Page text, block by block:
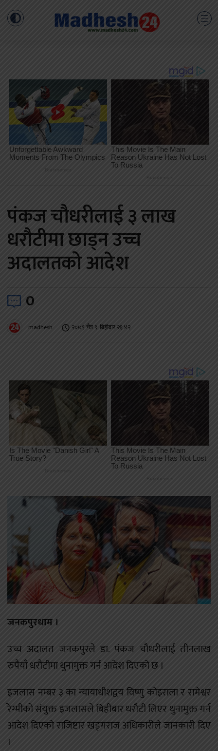
पंकज चौधरीलाई ३ लाख
धरौटीमा छाड्न उच्च
अदालतको आदेश
0
madhesh २०७९ चैत्र ९, बिहीबार २१:४२
जनकपुरधाम ।
उच्च अदालत जनकपुरले डा. पंकज चौधरीलाई तीनलाख
रुपैयाँ धरौटीमा थुनामुक्त गर्न आदेश दिएको छ ।
इजलास नम्बर ३ का न्यायाधीशद्वय विष्णु कोइराला र रामेश्वर
रेग्मीको संयुक्त इजलासले बिहीबार धरौटी लिएर थुनामुक्त गर्न
आदेश दिएको राजिष्टार खड्गराज अधिकारीले जानकारी दिए
।